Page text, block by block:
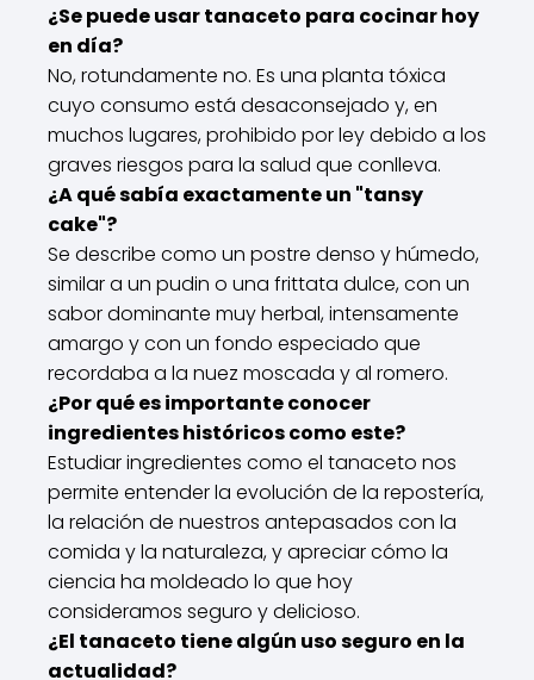
¿Se puede usar tanaceto para cocinar hoy
en día?
No, rotundamente no. Es una planta tóxica
cuyo consumo está desaconsejado y, en
muchos lugares, prohibido por ley debido a los
graves riesgos para la salud que conlleva.
¿A qué sabía exactamente un "tansy
cake"?
Se describe como un postre denso y húmedo,
similar a un pudin o una frittata dulce, con un
sabor dominante muy herbal, intensamente
amargo y con un fondo especiado que
recordaba a la nuez moscada y al romero.
¿Por qué es importante conocer
ingredientes históricos como este?
Estudiar ingredientes como el tanaceto nos
permite entender la evolución de la repostería,
la relación de nuestros antepasados con la
comida y la naturaleza, y apreciar cómo la
ciencia ha moldeado lo que hoy
consideramos seguro y delicioso.
¿El tanaceto tiene algún uso seguro en la
actualidad?